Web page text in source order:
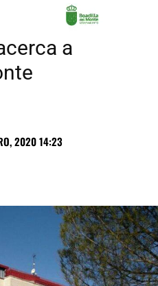
a
2020 14:23